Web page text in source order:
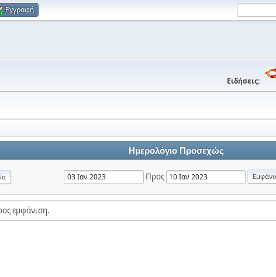
Εγγραφή
Ειδήσεις:
Ημερολόγιο Προσεχώς
Προς
εμφάνιση.